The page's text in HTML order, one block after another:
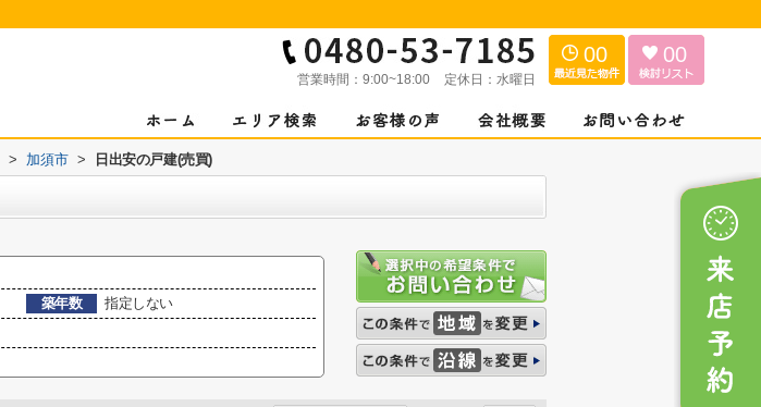
営業時間： 9:00~18:00 定休日： 水曜日
00 00
> 加須市 > 日出安の戸建(売買)
築年数
指定しない